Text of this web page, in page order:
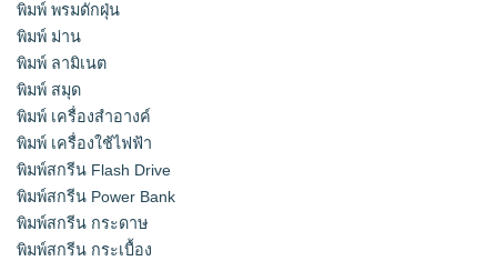
พิมพ์ พรมดักฝุ่น
พิมพ์ ม่าน
พิมพ์ ลามิเนต
พิมพ์ สมุด
พิมพ์ เครื่องสําอางค์
พิมพ์ เครื่องใช้ไฟฟ้า
พิมพ์สกรีน Flash Drive
พิมพ์สกรีน Power Bank
พิมพ์สกรีน กระดาษ
พิมพ์สกรีน กระเบื้อง